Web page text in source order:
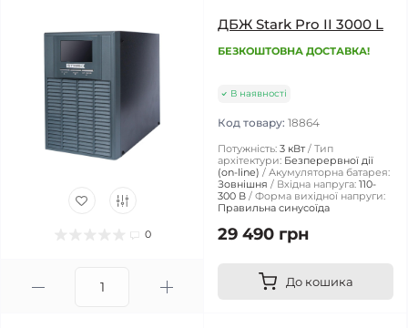
0
ДБЖ Stark Pro II 3000 L
БЕЗКОШТОВНА ДОСТАВКА!
В наявності
Код товару: 18864
Потужність: 3 кВт
Тип
архітектури: Безперервної дії
(on-line)
Акумуляторна батарея:
Зовнішня
Вхідна напруга: 110-
300 В
Форма вихідної напруги:
Правильна синусоїда
29 490 грн
До кошика